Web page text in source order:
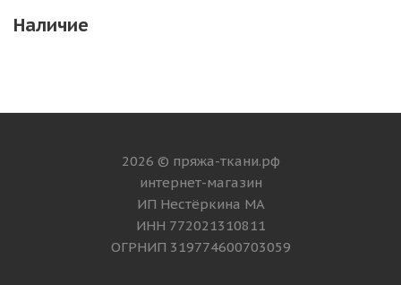
Наличие
2026 © пряжа-ткани.рф
интернет-магазин
ИП Нестёркина МА
ИНН 772021310811
ОГРНИП 319774600703059